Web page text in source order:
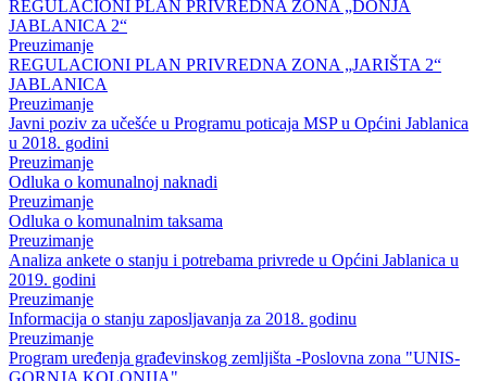
REGULACIONI PLAN PRIVREDNA ZONA „DONJA
JABLANICA 2“
Preuzimanje
REGULACIONI PLAN PRIVREDNA ZONA „JARIŠTA 2“
JABLANICA
Preuzimanje
Javni poziv za učešće u Programu poticaja MSP u Općini Jablanica
u 2018. godini
Preuzimanje
Odluka o komunalnoj naknadi
Preuzimanje
Odluka o komunalnim taksama
Preuzimanje
Analiza ankete o stanju i potrebama privrede u Općini Jablanica u
2019. godini
Preuzimanje
Informacija o stanju zaposljavanja za 2018. godinu
Preuzimanje
Program uređenja građevinskog zemljišta -Poslovna zona "UNIS-
GORNJA KOLONIJA"